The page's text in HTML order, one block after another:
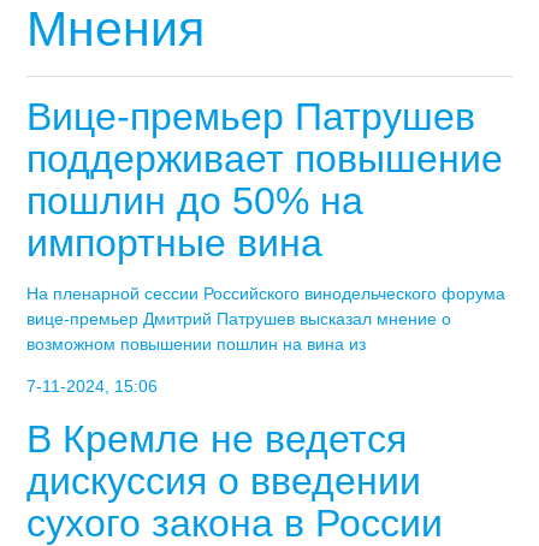
Мнения
Вице-премьер Патрушев
поддерживает повышение
пошлин до 50% на
импортные вина
На пленарной сессии Российского винодельческого форума
вице-премьер Дмитрий Патрушев высказал мнение о
возможном повышении пошлин на вина из
7-11-2024, 15:06
В Кремле не ведется
дискуссия о введении
сухого закона в России